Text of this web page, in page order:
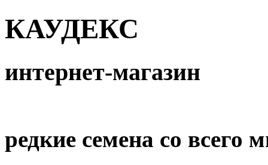
КАУДЕКС
интернет-магазин
редкие семена со всего